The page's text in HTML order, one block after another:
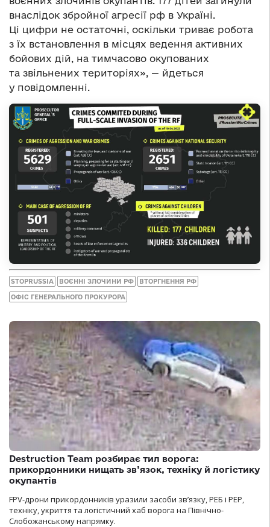
внаслідок збройної агресії рф в Україні.
Ці цифри не остаточні, оскільки триває робота
з їх встановлення в місцях ведення активних
бойових дій, на тимчасово окупованих
та звільнених територіях», — йдеться
у повідомленні.
STOPRUSSIA ВОЄННІ ЗЛОЧИНИ РФ ВТОРГНЕННЯ РФ
ОФІС ГЕНЕРАЛЬНОГО ПРОКУРОРА
Destruction Team розбирає тил ворога:
прикордонники нищать зв’язок, техніку й логістику
окупантів
FPV-дрони прикордонників уразили засоби зв’язку, РЕБ і РЕР,
техніку, укриття та логістичний хаб ворога на Північно-
Слобожанському напрямку.